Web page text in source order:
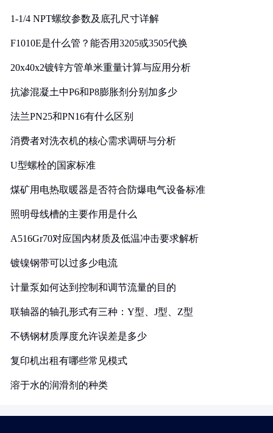
1-1/4 NPT螺纹参数及底孔尺寸详解
F1010E是什么管？能否用3205或3505代换
20x40x2镀锌方管单米重量计算与应用分析
抗渗混凝土中P6和P8膨胀剂分别加多少
法兰PN25和PN16有什么区别
消费者对洗衣机的核心需求调研与分析
U型螺栓的国家标准
煤矿用电热取暖器是否符合防爆电气设备标准
照明母线槽的主要作用是什么
A516Gr70对应国内材质及低温冲击要求解析
镀镍钢带可以过多少电流
计量泵如何达到控制和调节流量的目的
联轴器的轴孔形式有三种：Y型、J型、Z型
不锈钢材质厚度允许误差是多少
复印机出租有哪些常见模式
溶于水的润滑剂的种类